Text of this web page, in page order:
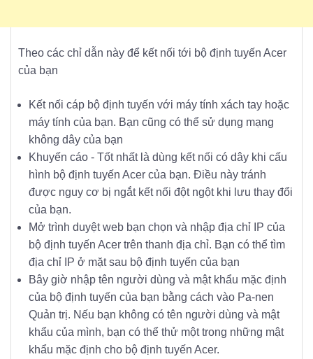
Theo các chỉ dẫn này để kết nối tới bộ định tuyến Acer
của bạn
Kết nối cáp bộ định tuyến với máy tính xách tay hoặc
máy tính của bạn. Bạn cũng có thể sử dụng mạng
không dây của bạn
Khuyến cáo - Tốt nhất là dùng kết nối có dây khi cấu
hình bộ định tuyến Acer của bạn. Điều này tránh
được nguy cơ bị ngắt kết nối đột ngột khi lưu thay đổi
của bạn.
Mở trình duyệt web bạn chọn và nhập địa chỉ IP của
bộ định tuyến Acer trên thanh địa chỉ. Bạn có thể tìm
địa chỉ IP ở mặt sau bộ định tuyến của bạn
Bây giờ nhập tên người dùng và mật khẩu mặc định
của bộ định tuyến của bạn bằng cách vào Pa-nen
Quản trị. Nếu bạn không có tên người dùng và mật
khẩu của mình, bạn có thể thử một trong những mật
khẩu mặc định cho bộ định tuyến Acer.